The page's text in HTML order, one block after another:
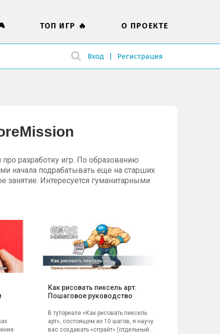
Вход Регистрация
ТОП ИГР 🔥 О ПРОЕКТЕ
разработку игр. По образованию
начала подрабатывать еще на старших
занятие. Интересуется гуманитарными
Как рисовать пиксель арт.
Пошаговое руководство
В туториале «Как рисовать пиксель
арт», состоящем из 10 шагов, я научу
вас создавать «спрайт» (отдельный...